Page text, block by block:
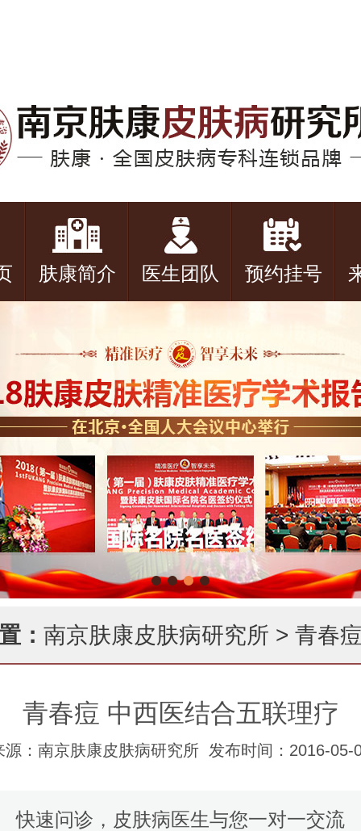
肤康简介 医生团队 预约挂号
： 南京肤康皮肤病研究所 > 青春
青春痘 中西医结合五联理疗
源：南京肤康皮肤病研究所 发布时间：2016-05-
快速问诊，皮肤病医生与您一对一交流